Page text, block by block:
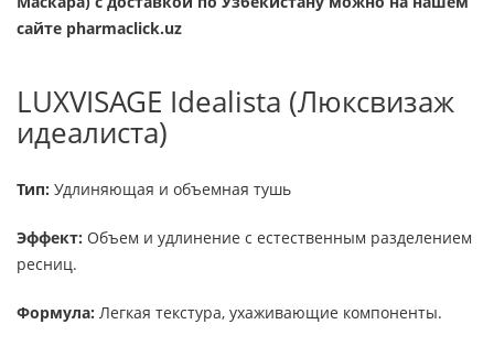
сайте pharmaclick.uz
LUXVISAGE Idealista (Люксвизаж
идеалиста)
Тип: Удлиняющая и объемная тушь
Эффект: Объем и удлинение с естественным разделением
ресниц.
Формула: Легкая текстура, ухаживающие компоненты.